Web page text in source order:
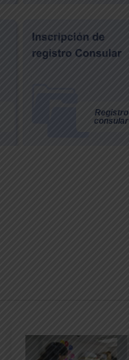
Registro
consular